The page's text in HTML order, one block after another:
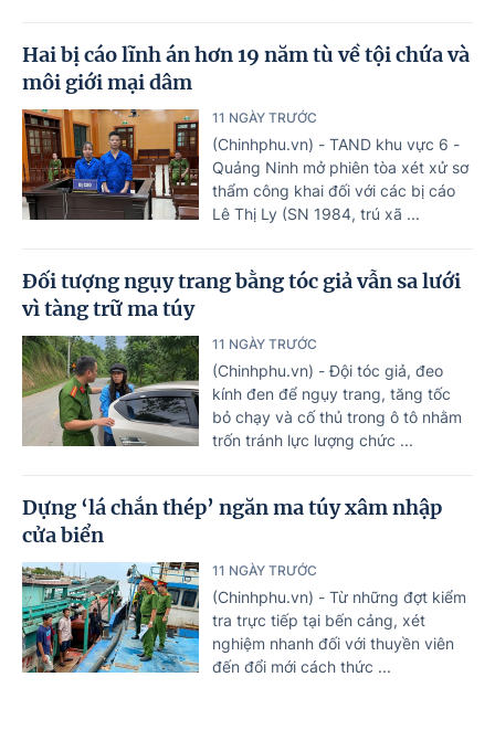
Hai bị cáo lĩnh án hơn 19 năm tù về tội chứa và
môi giới mại dâm
11 NGÀY TRƯỚC
(Chinhphu.vn) - TAND khu vực 6 -
Quảng Ninh mở phiên tòa xét xử sơ
thẩm công khai đối với các bị cáo
Lê Thị Ly (SN 1984, trú xã ...
Đối tượng ngụy trang bằng tóc giả vẫn sa lưới
vì tàng trữ ma túy
11 NGÀY TRƯỚC
(Chinhphu.vn) - Đội tóc giả, đeo
kính đen để ngụy trang, tăng tốc
bỏ chạy và cố thủ trong ô tô nhằm
trốn tránh lực lượng chức ...
Dựng ‘lá chắn thép’ ngăn ma túy xâm nhập
cửa biển
11 NGÀY TRƯỚC
(Chinhphu.vn) - Từ những đợt kiểm
tra trực tiếp tại bến cảng, xét
nghiệm nhanh đối với thuyền viên
đến đổi mới cách thức ...